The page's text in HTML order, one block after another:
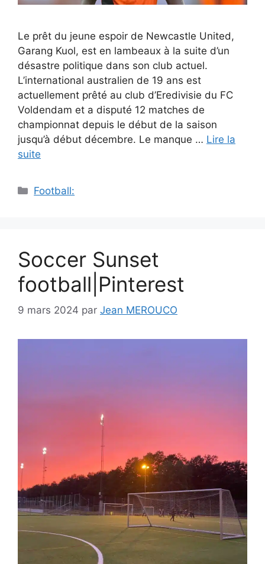
Le prêt du jeune espoir de Newcastle United,
Garang Kuol, est en lambeaux à la suite d’un
désastre politique dans son club actuel.
L’international australien de 19 ans est
actuellement prêté au club d’Eredivisie du FC
Voldendam et a disputé 12 matches de
championnat depuis le début de la saison
jusqu’à début décembre. Le manque … Lire la
suite
Catégories
Football:
Soccer Sunset
football|Pinterest
9 mars 2024 par Jean MEROUCO